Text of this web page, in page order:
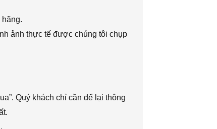
hãng.
ảnh thực tế được chúng tôi chụp
Quý khách chỉ cần để lại thông